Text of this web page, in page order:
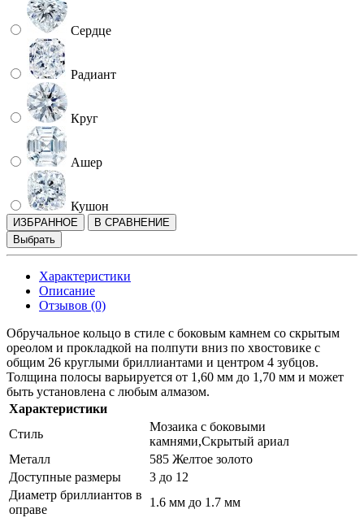
Сердце
Радиант
Круг
Ашер
Кушон
ИЗБРАННОЕ
В СРАВНЕНИЕ
Выбрать
Характеристики
Описание
Отзывов (0)
Обручальное кольцо в стиле с боковым камнем со скрытым
ореолом и прокладкой на полпути вниз по хвостовике с
общим 26 круглыми бриллиантами и центром 4 зубцов.
Толщина полосы варьируется от 1,60 мм до 1,70 мм и может
быть установлена ​​с любым алмазом.
Характеристики
Стиль
Мозаика с боковыми
камнями,Скрытый ариал
Металл
585 Желтое золото
Доступные размеры
3 до 12
Диаметр бриллиантов в
оправе
1.6 мм до 1.7 мм